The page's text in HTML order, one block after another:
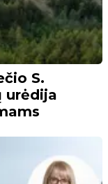
S.
urėdija